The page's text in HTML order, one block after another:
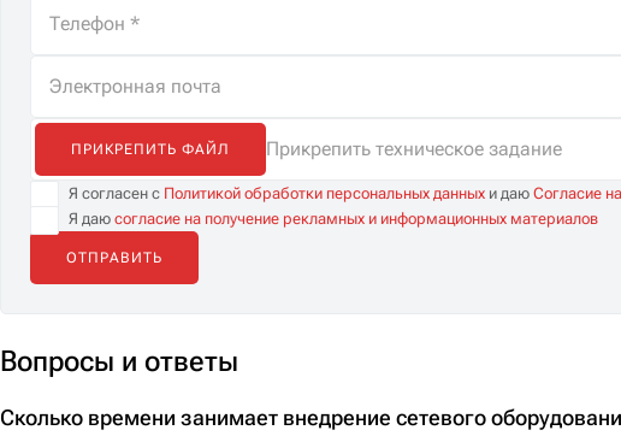
ПРИКРЕПИТЬ ФАЙЛ Прикрепить техническое задание
Я согласен с Политикой обработки персональных данных и даюСогласие
Я даюсогласие на получение рекламных и информационных материалов
Вопросы и ответы
Сколько времени занимает внедрение сетевого